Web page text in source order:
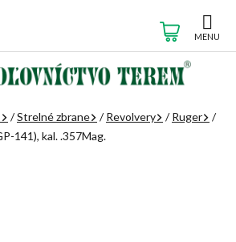
KOŠÍK
/Strelné zbrane / Revolvery / Ruger
/
141), kal. .357Mag.